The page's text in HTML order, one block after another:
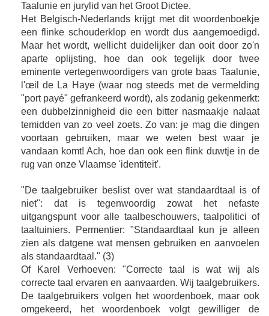
Taalunie en jurylid van het Groot Dictee.
Het Belgisch-Nederlands krijgt met dit woordenboekje
een flinke schouderklop en wordt dus aangemoedigd.
Maar het wordt, wellicht duidelijker dan ooit door zo'n
aparte oplijsting, hoe dan ook tegelijk door twee
eminente vertegenwoordigers van grote baas Taalunie,
l'œil de La Haye (waar nog steeds met de vermelding
"port payé" gefrankeerd wordt), als zodanig gekenmerkt:
een dubbelzinnigheid die een bitter nasmaakje nalaat
temidden van zo veel zoets. Zo van: je mag die dingen
voortaan gebruiken, maar we weten best waar je
vandaan komt! Ach, hoe dan ook een flink duwtje in de
rug van onze Vlaamse 'identiteit'.
"De taalgebruiker beslist over wat standaardtaal is of
niet": dat is tegenwoordig zowat het nefaste
uitgangspunt voor alle taalbeschouwers, taalpolitici of
taaltuiniers. Permentier: "Standaardtaal kun je alleen
zien als datgene wat mensen gebruiken en aanvoelen
als standaardtaal." (3)
Of Karel Verhoeven: "Correcte taal is wat wij als
correcte taal ervaren en aanvaarden. Wij taalgebruikers.
De taalgebruikers volgen het woordenboek, maar ook
omgekeerd, het woordenboek volgt gewilliger de